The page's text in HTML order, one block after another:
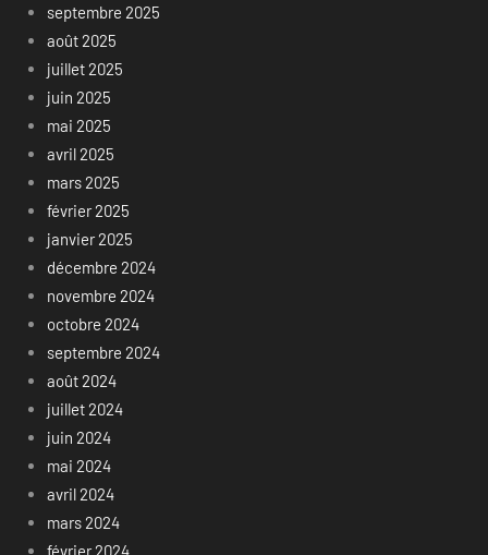
septembre 2025
août 2025
juillet 2025
juin 2025
mai 2025
avril 2025
mars 2025
février 2025
janvier 2025
décembre 2024
novembre 2024
octobre 2024
septembre 2024
août 2024
juillet 2024
juin 2024
mai 2024
avril 2024
mars 2024
février 2024